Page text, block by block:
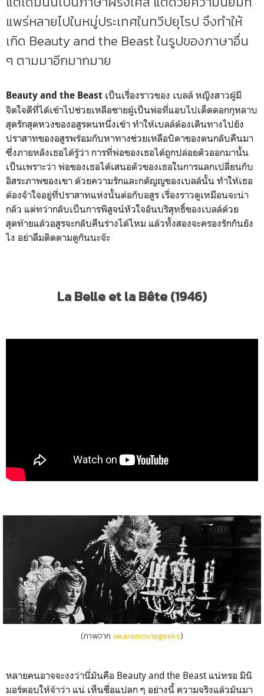
แพร่หลายไปในหมู่ประเทศในทวีปยุโรป จึงทำให้
เกิด Beauty and the Beast ในรูปของภาษาอื่น
ๆ ตามมาอีกมากมาย
Beauty and the Beast เป็นเรื่องราวของ เบลล์ หญิงสาวผู้มี
จิตใจดีที่ได้เข้าไปช่วยเหลือชายผู้เป็นพ่อที่แอบไปเด็ดดอกกุหลาบ
สุดรักสุดหวงของอสูรตนหนึ่งเข้า ทำให้เบลล์ต้องเดินทางไปยัง
ปราสาทของอสูรพร้อมกับหาทางช่วยเหลือบิดาของตนกลับคืนมา
ซึ่งภายหลังเธอได้รู้ว่า การที่พ่อของเธอได้ถูกปล่อยตัวออกมานั้น
เป็นเพราะว่า พ่อของเธอได้เสนอตัวของเธอในการแลกเปลี่ยนกับ
อิสระภาพของเขา ด้วยความรักและกตัญญูของเบลล์นั้น ทำให้เธอ
ต้องจำใจอยู่ที่ปราสาทแห่งนั้นต่อกับอสูร เรื่องราวดูเหมือนจะน่า
กลัว แต่ทว่ากลับเป็นการพิสูจน์หัวใจอันบริสุทธิ์ของเบลล์ด้วย
สุดท้ายแล้วอสูรจะกลับคืนร่างได้ไหม แล้วทั้งสองจะครองรักกันยัง
ไง อย่าลืมติดตามดูกันนะจ๊ะ
La Belle et la Bête (1946)
(ภาพจาก wearemoviegeeks)
หลายคนอาจจะงงว่านี่มันคือ Beauty and the Beast แน่หรอ มินิ
มอร์ตอบให้จ้าว่า แน่ เห็นชื่อแปลก ๆ อย่างนี้ ความจริงแล้วมันมา